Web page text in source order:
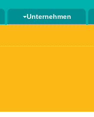
Unternehmen